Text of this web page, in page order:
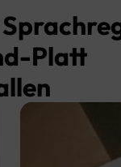
Platt